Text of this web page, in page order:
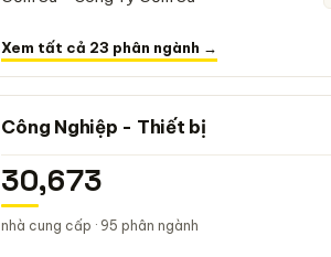
Xem tất cả 23 phân ngành →
Công Nghiệp - Thiết bị
30,673
nhà cung cấp · 95 phân ngành